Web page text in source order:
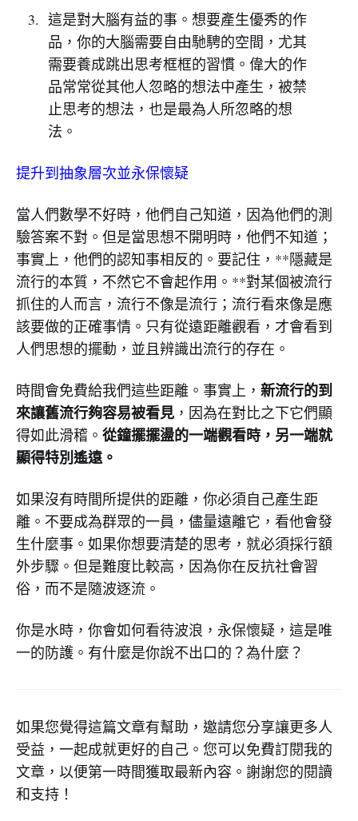
這是對大腦有益的事。想要產生優秀的作
品，你的大腦需要自由馳騁的空間，尤其
需要養成跳出思考框框的習慣。偉大的作
品常常從其他人忽略的想法中產生，被禁
止思考的想法，也是最為人所忽略的想
法。
提升到抽象層次並永保懷疑
當人們數學不好時，他們自己知道，因為他們的測
驗答案不對。但是當思想不開明時，他們不知道；
事實上，他們的認知事相反的。要記住，**隱藏是
流行的本質，不然它不會起作用。**對某個被流行
抓住的人而言，流行不像是流行；流行看來像是應
該要做的正確事情。只有從遠距離觀看，才會看到
人們思想的擺動，並且辨識出流行的存在。
時間會免費給我們這些距離。事實上， 新流行的到
來讓舊流行夠容易被看見 ，因為在對比之下它們顯
得如此滑稽。 從鐘擺擺盪的一端觀看時，另一端就
顯得特別遙遠。
如果沒有時間所提供的距離，你必須自己產生距
離。不要成為群眾的一員，儘量遠離它，看他會發
生什麼事。如果你想要清楚的思考，就必須採行額
外步驟。但是難度比較高，因為你在反抗社會習
俗，而不是隨波逐流。
你是水時，你會如何看待波浪，永保懷疑，這是唯
一的防護。有什麼是你說不出口的？為什麼？
如果您覺得這篇文章有幫助，邀請您分享讓更多人
受益，一起成就更好的自己。您可以免費訂閱我的
文章，以便第一時間獲取最新內容。謝謝您的閱讀
和支持！